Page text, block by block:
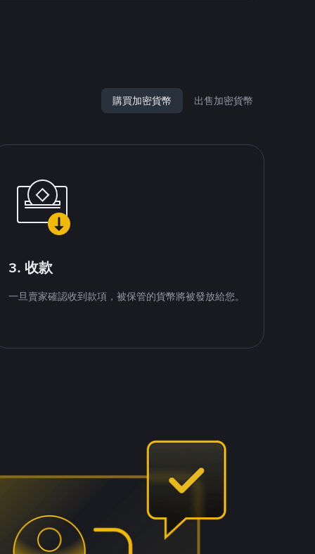
購買加密貨幣 出售加密貨幣
3. 收款
一旦賣家確認收到款項，被保管的貨幣將被發放給您。